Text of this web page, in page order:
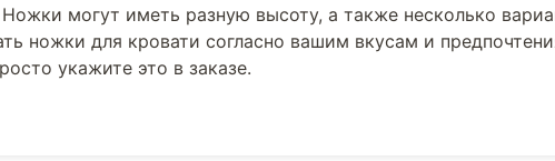
могут иметь разную высоту, а также несколько
ножки для кровати согласно вашим вкусам и
укажите это в заказе.